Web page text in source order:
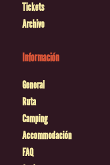
Tickets
Archivo
Información
General
Ruta
Camping
Accommodación
FAQ